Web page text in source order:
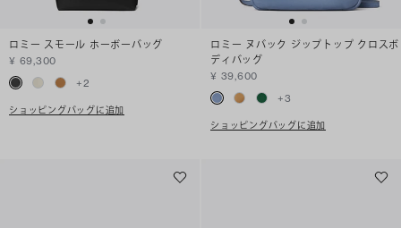
ロミー スモール ホーボーバッグ
¥ 69,300
+2
ショッピングバッグに追加
ロミー ヌバック ジップトップ クロスボ
ディバッグ
¥ 39,600
+3
ショッピングバッグに追加